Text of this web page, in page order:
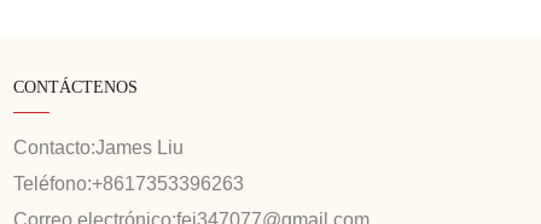
CONTÁCTENOS
Contacto:James Liu
Teléfono:+8617353396263
Correo electrónico:fei347077@gmail.com